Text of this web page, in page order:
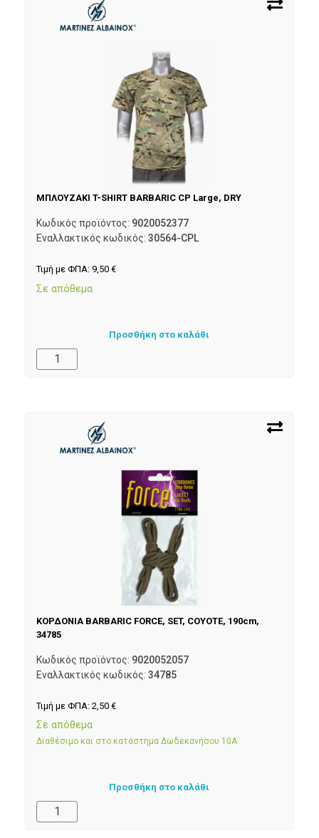
ΜΠΛΟΥΖΑΚΙ T-SHIRT BARBARIC CP Large, DRY
Κωδικός προϊόντος: 9020052377
Εναλλακτικός κωδικός: 30564-CPL
Τιμή με ΦΠΑ: 9,50 €
Σε απόθεμα
Προσθήκη στο καλάθι
ΚΟΡΔΟΝΙΑ BARBARIC FORCE, SET, COYOTE, 190cm,
34785
Κωδικός προϊόντος: 9020052057
Εναλλακτικός κωδικός: 34785
Τιμή με ΦΠΑ: 2,50 €
Σε απόθεμα
Διαθέσιμο και στο κατάστημα Δωδεκανήσου 10Α
Προσθήκη στο καλάθι